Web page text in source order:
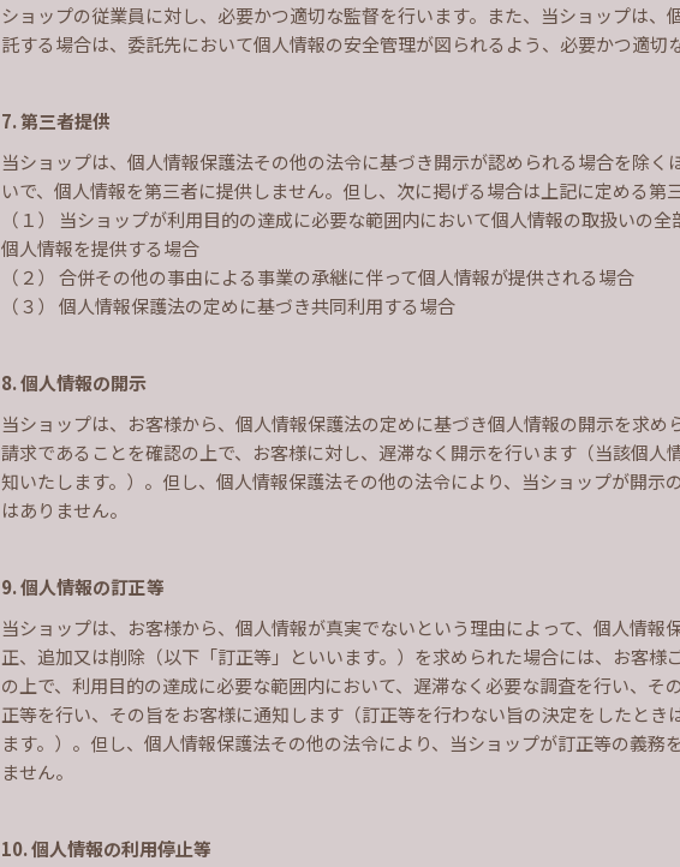
ショップの従業員に対し、必要かつ適切な監督を行います。また、当ショップは、
託する場合は、委託先において個人情報の安全管理が図られるよう、必要かつ適切
7. 第三者提供
当ショップは、個人情報保護法その他の法令に基づき開示が認められる場合を除
いで、個人情報を第三者に提供しません。但し、次に掲げる場合は上記に定める第
（１） 当ショップが利用目的の達成に必要な範囲内において個人情報の取扱いの
個人情報を提供する場合
（２） 合併その他の事由による事業の承継に伴って個人情報が提供される場合
（３） 個人情報保護法の定めに基づき共同利用する場合
8. 個人情報の開示
当ショップは、お客様から、個人情報保護法の定めに基づき個人情報の開示を求め
請求であることを確認の上で、お客様に対し、遅滞なく開示を行います（当該個人
知いたします。）。但し、個人情報保護法その他の法令により、当ショップが開示
はありません。
9. 個人情報の訂正等
当ショップは、お客様から、個人情報が真実でないという理由によって、個人情報
正、追加又は削除（以下「訂正等」といいます。）を求められた場合には、お客様
の上で、利用目的の達成に必要な範囲内において、遅滞なく必要な調査を行い、そ
正等を行い、その旨をお客様に通知します（訂正等を行わない旨の決定をしたとき
ます。）。但し、個人情報保護法その他の法令により、当ショップが訂正等の義務
ません。
10. 個人情報の利用停止等